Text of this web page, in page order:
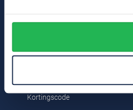
Tenson
Tramarossa
UBR
Bert Schrier Herenmode
Kortingscode